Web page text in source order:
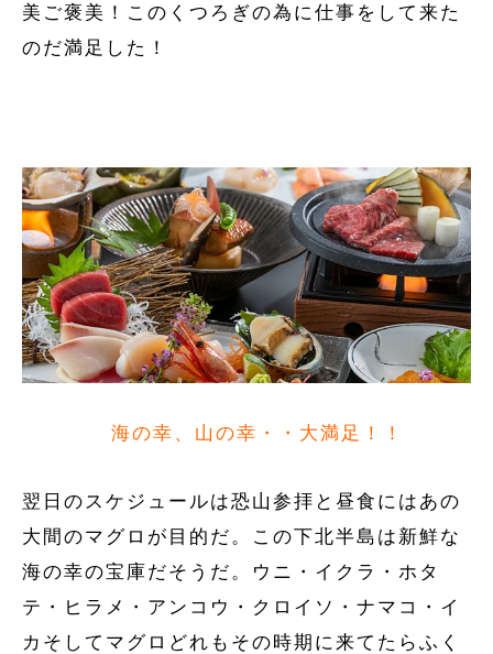
美ご褒美！このくつろぎの為に仕事をして来た
のだ満足した！
海の幸、山の幸・・大満足！！
翌日のスケジュールは恐山参拝と昼食にはあの
大間のマグロが目的だ。この下北半島は新鮮な
海の幸の宝庫だそうだ。ウニ・イクラ・ホタ
テ・ヒラメ・アンコウ・クロイソ・ナマコ・イ
カそしてマグロどれもその時期に来てたらふく